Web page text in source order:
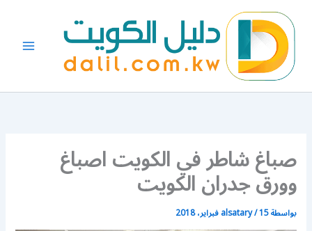
المحتوى
صباغ شاطر في الكويت اصباغ
وورق جدران الكويت
بواسطة alsatary/15 فبراير، 2018